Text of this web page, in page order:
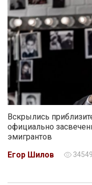
Вскрылись
официально
эмигрантов
Егор Шилов
34549